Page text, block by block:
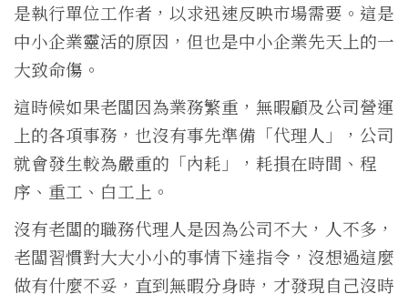
是執行單位工作者，以求迅速反映市場需要。這是
中小企業靈活的原因，但也是中小企業先天上的一
大致命傷。
這時候如果老闆因為業務繁重，無暇顧及公司營運
上的各項事務，也沒有事先準備「代理人」，公司
就會發生較為嚴重的「內耗」，耗損在時間、程
序、重工、白工上。
沒有老闆的職務代理人是因為公司不大，人不多，
老闆習慣對大大小小的事情下達指令，沒想過這麼
做有什麼不妥，直到無暇分身時，才發現自己沒時